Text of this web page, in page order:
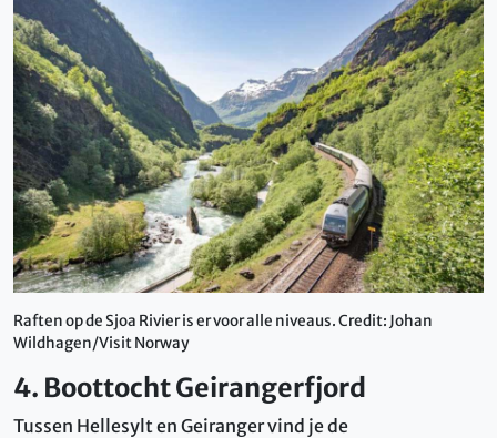
Raften op de Sjoa Rivier is er voor alle niveaus. Credit: Johan
Wildhagen/Visit Norway
4. Boottocht Geirangerfjord
Tussen Hellesylt en Geiranger vind je de